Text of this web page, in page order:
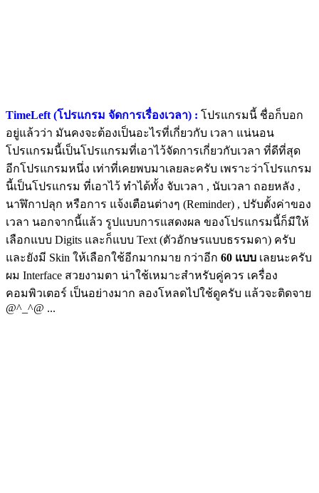
TimeLeft (โปรแกรม จัดการเรื่องเวลา) : โปรแกรมนี้ ชื่อก็บอก
อยู่แล้วว่า มันคงจะต้องเป็นอะไรที่เกี่ยวกับ เวลา แน่นอน
โปรแกรมนี้เป็นโปรแกรมที่เอาไว้จัดการเกี่ยวกับเวลา ที่ดีที่สุด
อีกโปรแกรมหนึ่ง เท่าที่เคยพบมาเลยละครับ เพราะว่าโปรแกรม
นี้เป็นโปรแกรม ที่เอาไว้ ทำได้ทั้ง จับเวลา , นับเวลา ถอยหลัง ,
นาฬิกาปลุก หรือการ แจ้งเตือนต่างๆ (Reminder) , ปรับตั้งค่าของ
เวลา นอกจากนี้แล้ว รูปแบบการแสดงผล ของโปรแกรมนี้ก็มีให้
เลือกแบบ Digits และก็แบบ Text (ตัวอักษรแบบธรรมดา) ครับ
และยังมี Skin ให้เลือกใช้อีกมากมาย กว่าอีก 60 แบบ เลยนะครับ
ผม Interface สวยงามตา น่าใช้เหมาะสำหรับคู่ควร เครื่อง
คอมพิวเตอร์ เป็นอย่างมาก ลองโหลดไปใช้ดูครับ แล้วจะติดจาย
@^_^@ ...